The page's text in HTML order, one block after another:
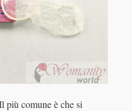
più comune è che si